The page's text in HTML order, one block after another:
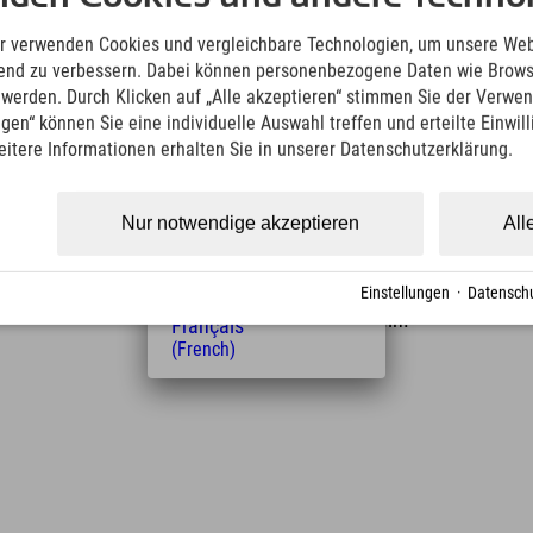
Entfernung vom Hotel
21 km 32 Min.
verwenden Cookies und vergleichbare Technologien, um unsere
zu verbessern. Dabei können personenbezogene Daten wie
Durch Klicken auf „Alle akzeptieren“ stimmen Sie der
können Sie eine individuelle Auswahl treffen und erteilte
Informationen erhalten Sie in unserer Datenschutzerklärung.
Nur notwendige akzeptieren
Einstellungen ·
(German)
English
(English)
Italiano
(Italian)
Čeština
(Czech)
Magyar
Nederlands
Français
(French)